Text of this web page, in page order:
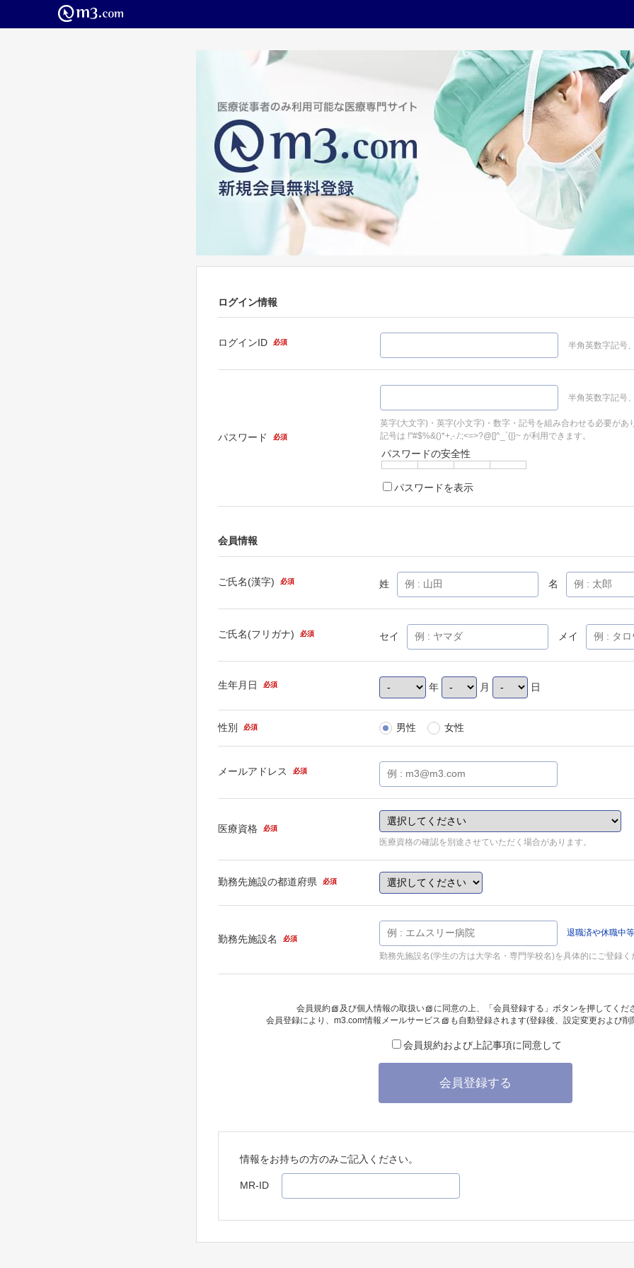
ログイン情報
ログインID 必須 半角英数字記号
パスワード 必須
半角英数字記号
英字(大文字)・英字(小文字)・数字・記号を組み合わせる必要があ
記号は !"#$%&()*+,-./:;<=>?@[]^_`{|}~ が利用できます。
パスワードの安全性
パスワードを表示
会員情報
ご氏名(漢字) 必須 姓 名
ご氏名(フリガナ) 必須 セイ メイ
生年月日 必須 年 月 日
性別 必須 男性 女性
メールアドレス 必須
医療資格 必須
医療資格の確認を別途させていただく場合があります。
勤務先施設の都道府県 必須
勤務先施設名 必須
退職済や休職中
勤務先施設名(学生の方は大学名・専門学校名)を具体的にご登録く
会員規約 及び個人情報の取扱い
に同意の上、「会員登録する」ボタンを押してくだ
会員登録により、 m3.com情報メールサービス も自動登録されます(登録後、設定変更および
会員規約および上記事項に同意して
会員登録する
情報をお持ちの方のみご記入ください。
MR-ID